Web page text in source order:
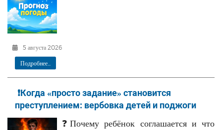
5 августа 2026
Подробнее...
❗Когда «просто задание» становится
преступлением: вербовка детей и поджоги
❓Почему ребёнок соглашается и что